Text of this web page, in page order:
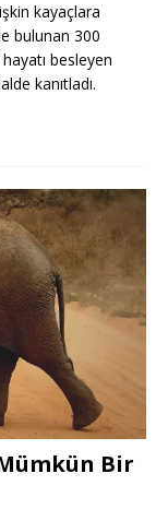
kayaçlara
bulunan 300
besleyen
kanıtladı.
Bir